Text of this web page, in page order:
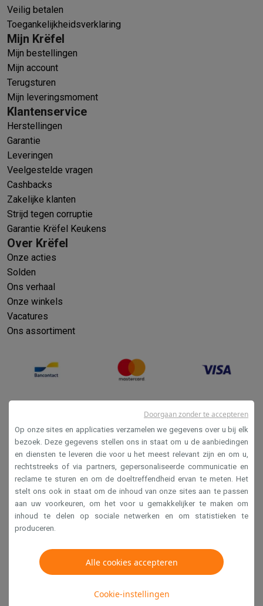
Veilig betalen
Toegankelijkheidsverklaring
Mijn Krëfel
Mijn bestellingen
Mijn account
Terugsturen
Mijn leveringsmoment
Klantenservice
Herstellingen
Garantie
Leveringen
Veelgestelde vragen
Cashbacks
Zakelijke klanten
Strijd tegen corruptie
Garantie Krëfel Keukens
Over Krëfel
Onze acties
Solden
Ons verhaal
Onze winkels
Vacatures
Ons assortiment
Verkoopsvoorwaarden
Privacy
Disclaimer
Cookies
Krëfel NV - Steenstraat 44 - Industriezone 4 "T Sas",
1851 Humbeek, België
Op onze sites en applicaties verzamelen we gegevens over u bij elk
bezoek. Deze gegevens stellen ons in staat om u de aanbiedingen
en diensten te leveren die voor u het meest relevant zijn en om u,
rechtstreeks of via partners, gepersonaliseerde communicatie en
reclame te sturen en om de doeltreffendheid ervan te meten. Het
stelt ons ook in staat om de inhoud van onze sites aan te passen
aan uw voorkeuren, om het voor u gemakkelijker te maken om
inhoud te delen op sociale netwerken en om statistieken te
produceren.
Alle cookies accepteren
Cookie-instellingen
Doorgaan zonder te accepteren